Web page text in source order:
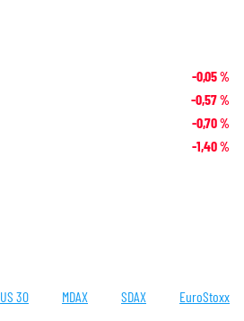
-0,05%
-0,57%
-0,70%
-1,40%
US 30 MDAX SDAX EuroStoxx